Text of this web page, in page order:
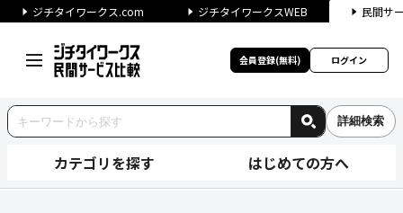
ジチタイワークス.com ジチタイワークスWEB 民間サ
会員登録(無料) ログイン
詳細検索
カテゴリを探す はじめての方へ